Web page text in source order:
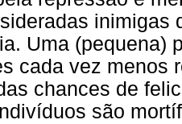
inimigas
Uma (pequena)
cada vez menos
chances de
são